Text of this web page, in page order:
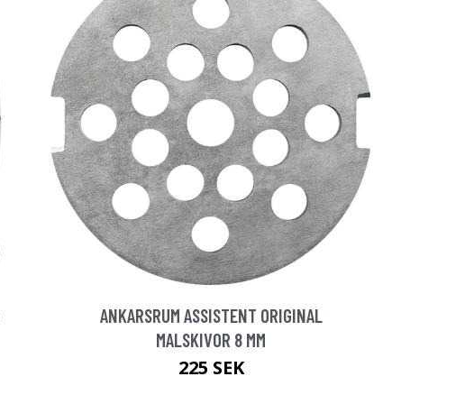
ANKARSRUM ASSISTENT ORIGINAL
MALSKIVOR 8 MM
225 SEK